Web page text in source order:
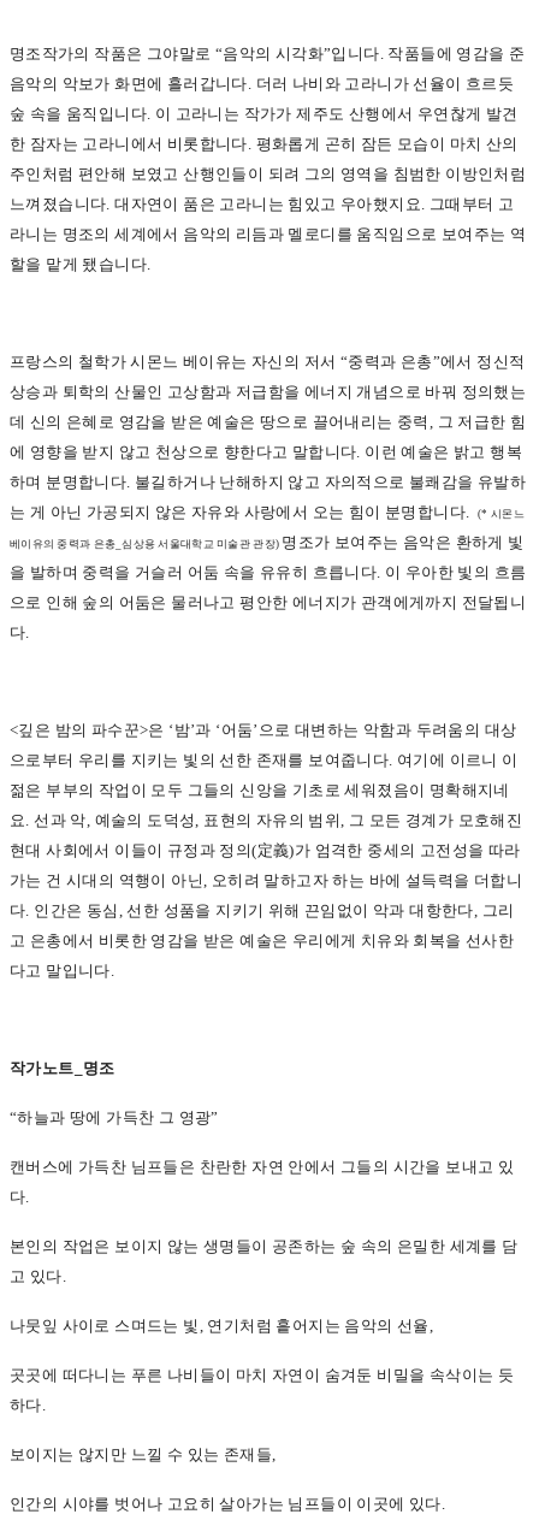
명조작가의 작품은 그야말로 “음악의 시각화”입니다. 작품들에 영감을 준
음악의 악보가 화면에 흘러갑니다. 더러 나비와 고라니가 선율이 흐르듯
숲 속을 움직입니다. 이 고라니는 작가가 제주도 산행에서 우연찮게 발견
한 잠자는 고라니에서 비롯합니다. 평화롭게 곤히 잠든 모습이 마치 산의
주인처럼 편안해 보였고 산행인들이 되려 그의 영역을 침범한 이방인처럼
느껴졌습니다. 대자연이 품은 고라니는 힘있고 우아했지요. 그때부터 고
라니는 명조의 세계에서 음악의 리듬과 멜로디를 움직임으로 보여주는 역
할을 맡게 됐습니다.
프랑스의 철학가 시몬느 베이유는 자신의 저서 “중력과 은총”에서 정신적
상승과 퇴학의 산물인 고상함과 저급함을 에너지 개념으로 바꿔 정의했는
데 신의 은혜로 영감을 받은 예술은 땅으로 끌어내리는 중력, 그 저급한 힘
에 영향을 받지 않고 천상으로 향한다고 말합니다. 이런 예술은 밝고 행복
하며 분명합니다. 불길하거나 난해하지 않고 자의적으로 불쾌감을 유발하
는 게 아닌 가공되지 않은 자유와 사랑에서 오는 힘이 분명합니다.(*시몬느
베이유의 중력과 은총_심상용 서울대학교 미술관 관장) 명조가 보여주는 음악은 환하게 빛
을 발하며 중력을 거슬러 어둠 속을 유유히 흐릅니다. 이 우아한 빛의 흐름
으로 인해 숲의 어둠은 물러나고 평안한 에너지가 관객에게까지 전달됩니
다.
<깊은 밤의 파수꾼>은 ‘밤’과 ‘어둠’으로 대변하는 악함과 두려움의 대상
으로부터 우리를 지키는 빛의 선한 존재를 보여줍니다. 여기에 이르니 이
젊은 부부의 작업이 모두 그들의 신앙을 기초로 세워졌음이 명확해지네
요. 선과 악, 예술의 도덕성, 표현의 자유의 범위, 그 모든 경계가 모호해진
현대 사회에서 이들이 규정과 정의(定義)가 엄격한 중세의 고전성을 따라
가는 건 시대의 역행이 아닌, 오히려 말하고자 하는 바에 설득력을 더합니
다. 인간은 동심, 선한 성품을 지키기 위해 끈임없이 악과 대항한다, 그리
고 은총에서 비롯한 영감을 받은 예술은 우리에게 치유와 회복을 선사한
다고 말입니다.
작가노트_명조
“하늘과 땅에 가득찬 그 영광”
캔버스에 가득찬 님프들은 찬란한 자연 안에서 그들의 시간을 보내고 있
다.
본인의 작업은 보이지 않는 생명들이 공존하는 숲 속의 은밀한 세계를 담
고 있다.
나뭇잎 사이로 스며드는 빛, 연기처럼 흩어지는 음악의 선율,
곳곳에 떠다니는 푸른 나비들이 마치 자연이 숨겨둔 비밀을 속삭이는 듯
하다.
보이지는 않지만 느낄 수 있는 존재들,
인간의 시야를 벗어나 고요히 살아가는 님프들이 이곳에 있다.